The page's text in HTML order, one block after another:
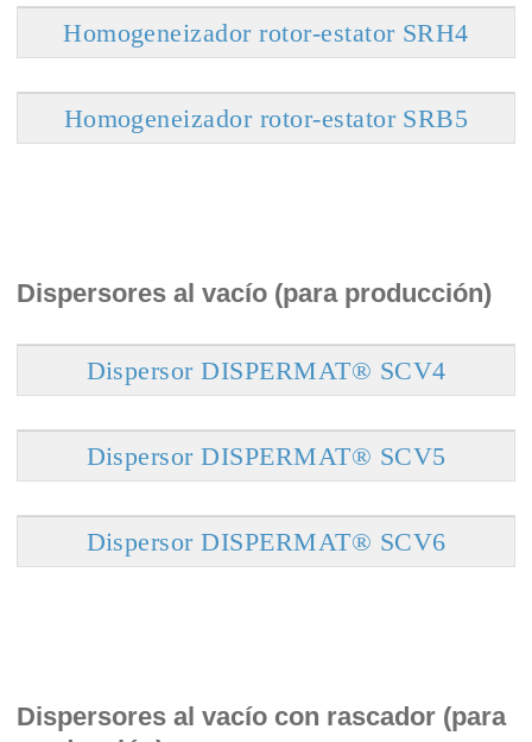
Homogeneizador rotor-estator SRH4
Homogeneizador rotor-estator SRB5
Dispersores al vacío (para producción)
Dispersor DISPERMAT® SCV4
Dispersor DISPERMAT® SCV5
Dispersor DISPERMAT® SCV6
Dispersores al vacío con rascador (para